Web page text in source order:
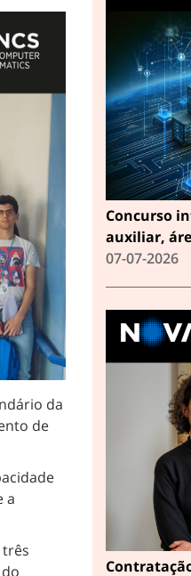
da
de
a
Concurso
auxiliar,
07-07-2026